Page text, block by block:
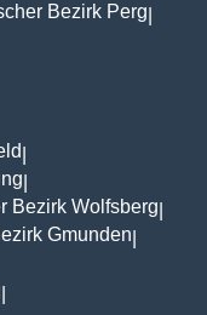
Bezirk Perg
Bezirk Wolfsberg
Gmunden